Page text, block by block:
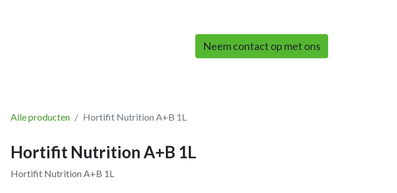
Neem contact op met ons
Alle producten Hortifit Nutrition A+B 1L
Hortifit Nutrition A+B 1L
Hortifit Nutrition A+B 1L